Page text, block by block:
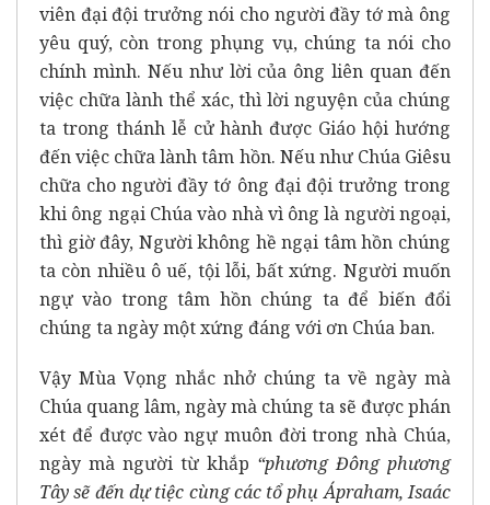
viên đại đội trưởng nói cho người đầy tớ mà ông
yêu quý, còn trong phụng vụ, chúng ta nói cho
chính mình. Nếu như lời của ông liên quan đến
việc chữa lành thể xác, thì lời nguyện của chúng
ta trong thánh lễ cử hành được Giáo hội hướng
đến việc chữa lành tâm hồn. Nếu như Chúa Giêsu
chữa cho người đầy tớ ông đại đội trưởng trong
khi ông ngại Chúa vào nhà vì ông là người ngoại,
thì giờ đây, Người không hề ngại tâm hồn chúng
ta còn nhiều ô uế, tội lỗi, bất xứng. Người muốn
ngự vào trong tâm hồn chúng ta để biến đổi
chúng ta ngày một xứng đáng với ơn Chúa ban.
Vậy Mùa Vọng nhắc nhở chúng ta về ngày mà
Chúa quang lâm, ngày mà chúng ta sẽ được phán
xét để được vào ngự muôn đời trong nhà Chúa,
ngày mà người từ khắp “phương Đông phương
Tây sẽ đến dự tiệc cùng các tổ phụ Ápraham, Isaác